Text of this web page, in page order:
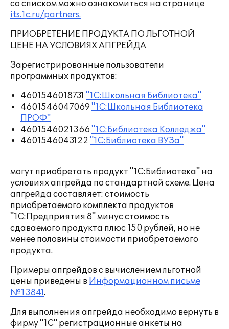
со списком можно ознакомиться на странице
its.1c.ru/partners.
ПРИОБРЕТЕНИЕ ПРОДУКТА ПО ЛЬГОТНОЙ
ЦЕНЕ НА УСЛОВИЯХ АПГРЕЙДА
Зарегистрированные пользователи
программных продуктов:
4601546018731 "1С:Школьная Библиотека"
4601546047069 "1С:Школьная Библиотека
ПРОФ"
4601546021366 "1С:Библиотека Колледжа"
4601546043122 "1С:Библиотека ВУЗа"
могут приобретать продукт "1С:Библиотека" на
условиях апгрейда по стандартной схеме. Цена
апгрейда составляет: стоимость
приобретаемого комплекта продуктов
"1С:Предприятия 8" минус стоимость
сдаваемого продукта плюс 150 рублей, но не
менее половины стоимости приобретаемого
продукта.
Примеры апгрейдов с вычислением льготной
цены приведены в Информационном письме
№13841.
Для выполнения апгрейда необходимо вернуть в
фирму "1С" регистрационные анкеты на